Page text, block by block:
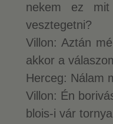
nekem ez
vesztegetni?
Villon: Aztán
akkor a
Herceg: Nálam
Villon: Én
blois-i vár